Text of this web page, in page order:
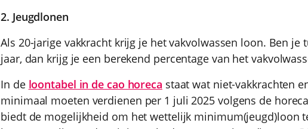
2. Jeugdlonen
Als 20-jarige vakkracht krijg je het vakvolwassen loon. Ben je
jaar, dan krijg je een berekend percentage van het
In de loontabel in de cao horeca staat wat niet-vakkrachten
minimaal moeten verdienen per 1 juli 2025 volgens de
biedt de mogelijkheid om het wettelijk minimum(jeugd)loon